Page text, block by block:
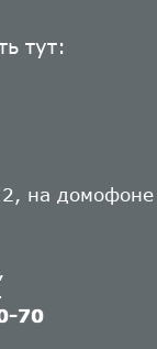
тут:
на домофоне
70